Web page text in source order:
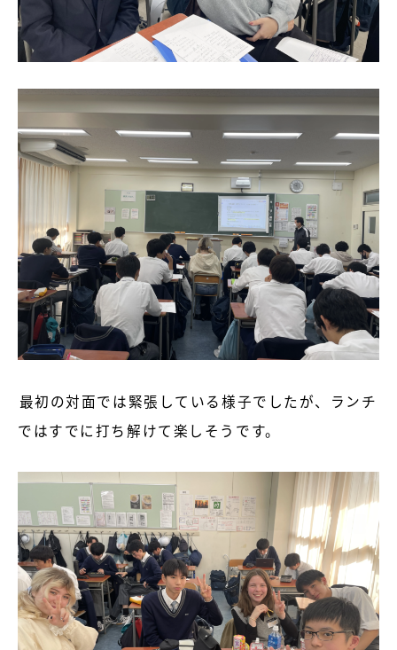
最初の対面では緊張している様子でしたが、ランチ
ではすでに打ち解けて楽しそうです。